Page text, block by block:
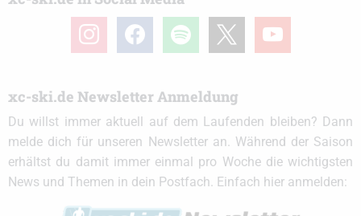
instagramfacebook spotify youtube
xc-ski.de Newsletter Anmeldung
Du willst immer aktuell auf dem Laufenden bleiben? Dann
melde dich für unseren Newsletter an. Während der Saison
erhältst du damit immer einmal pro Woche die wichtigsten
News und Themen in dein Postfach. Einfach hier anmelden: